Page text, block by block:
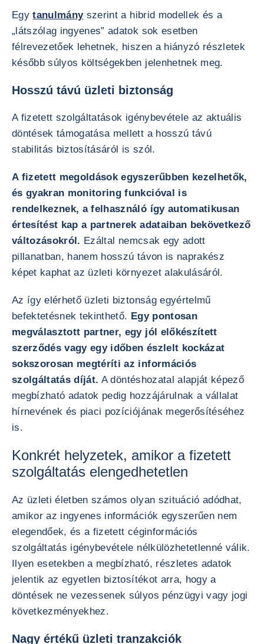
Egytanulmányszerint a hibrid modellek és a
„látszólag ingyenes” adatok sok esetben
félrevezetőek lehetnek, hiszen a hiányzó részletek
később súlyos költségekben jelenhetnek meg.
Hosszú távú üzleti biztonság
A fizetett szolgáltatások igénybevétele az aktuális
döntések támogatása mellett a hosszú távú
stabilitás biztosításáról is szól.
A fizetett megoldások egyszerűbben kezelhetők,
és gyakran monitoring funkcióval is
rendelkeznek, a felhasználó így automatikusan
értesítést kap a partnerek adataiban bekövetkező
változásokról. Ezáltal nemcsak egy adott
pillanatban, hanem hosszú távon is naprakész
képet kaphat az üzleti környezet alakulásáról.
Az így elérhető üzleti biztonság egyértelmű
befektetésnek tekinthető. Egy pontosan
megválasztott partner, egy jól előkészített
szerződés vagy egy időben észlelt kockázat
sokszorosan megtéríti az információs
szolgáltatás díját. A döntéshozatal alapját képező
megbízható adatok pedig hozzájárulnak a vállalat
hírnevének és piaci pozíciójának megerősítéséhez
is.
Konkrét helyzetek, amikor a fizetett
szolgáltatás elengedhetetlen
Az üzleti életben számos olyan szituáció adódhat,
amikor az ingyenes információk egyszerűen nem
elegendőek, és a fizetett céginformációs
szolgáltatás igénybevétele nélkülözhetetlenné válik.
Ilyen esetekben a megbízható, részletes adatok
jelentik az egyetlen biztosítékot arra, hogy a
döntések ne vezessenek súlyos pénzügyi vagy jogi
következményekhez.
Nagy értékű üzleti tranzakciók